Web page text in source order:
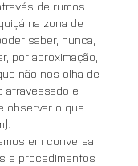
de rumos
na zona de
saber, nunca,
por aproximação,
não nos olha de
atravessado e
observar o que
em conversa
e procedimentos